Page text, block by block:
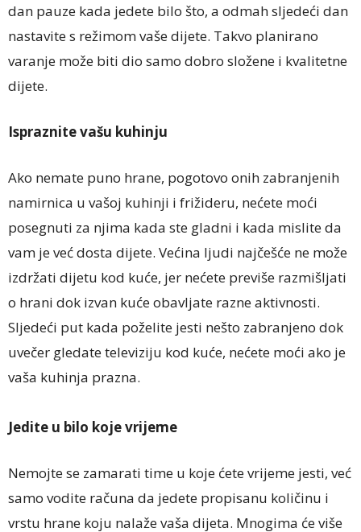
dan pauze kada jedete bilo što, a odmah sljedeći dan
nastavite s režimom vaše dijete. Takvo planirano
varanje može biti dio samo dobro složene i kvalitetne
dijete.
Ispraznite vašu kuhinju
Ako nemate puno hrane, pogotovo onih zabranjenih
namirnica u vašoj kuhinji i frižideru, nećete moći
posegnuti za njima kada ste gladni i kada mislite da
vam je već dosta dijete. Većina ljudi najčešće ne može
izdržati dijetu kod kuće, jer nećete previše razmišljati
o hrani dok izvan kuće obavljate razne aktivnosti.
Sljedeći put kada poželite jesti nešto zabranjeno dok
uvečer gledate televiziju kod kuće, nećete moći ako je
vaša kuhinja prazna.
Jedite u bilo koje vrijeme
Nemojte se zamarati time u koje ćete vrijeme jesti, već
samo vodite računa da jedete propisanu količinu i
vrstu hrane koju nalaže vaša dijeta. Mnogima će više